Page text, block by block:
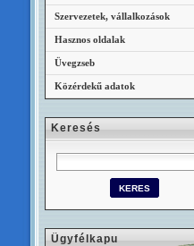
Szervezetek, vállalkozások
Hasznos oldalak
Üvegzseb
Közérdekű adatok
Keresés
Ügyfélkapu